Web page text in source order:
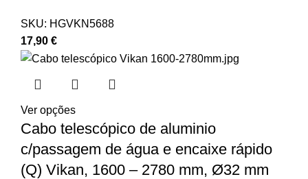
SKU: HGVKN5688
17,90 €
Ver opções
Cabo telescópico de aluminio
c/passagem de água e encaixe rápido
(Q) Vikan, 1600 – 2780 mm, Ø32 mm